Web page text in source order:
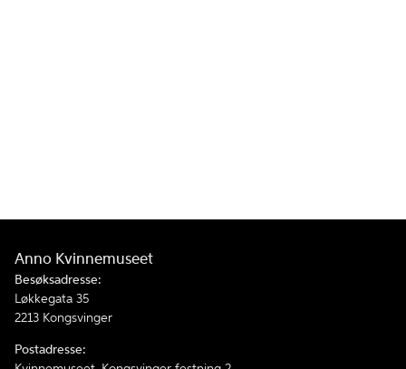
Anno Kvinnemuseet
Besøksadresse:
Løkkegata 35
2213 Kongsvinger
Postadresse: